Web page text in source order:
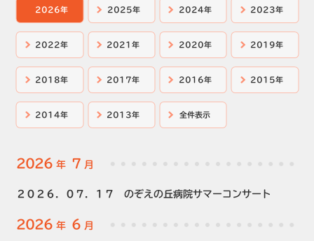
2026年 2025年 2024年 2023年
2022年 2021年 2020年 2019年
2018年 2017年 2016年 2015年
2014年 2013年 全件表示
2026 年 7 月
２０２６．０７．１７ のぞえの丘病院サマーコンサート
2026 年 6 月